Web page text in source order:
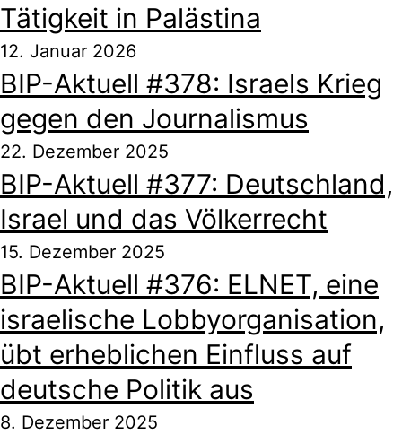
Tätigkeit in Palästina
12. Januar 2026
BIP-Aktuell #378: Israels Krieg
gegen den Journalismus
22. Dezember 2025
BIP-Aktuell #377: Deutschland,
Israel und das Völkerrecht
15. Dezember 2025
BIP-Aktuell #376: ELNET, eine
israelische Lobbyorganisation,
übt erheblichen Einfluss auf
deutsche Politik aus
8. Dezember 2025